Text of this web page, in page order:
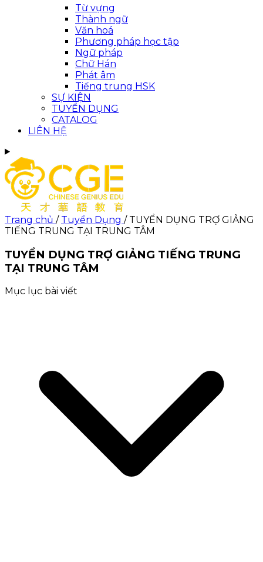
Từ vựng
Thành ngữ
Văn hoá
Phương pháp học tập
Ngữ pháp
Chữ Hán
Phát âm
Tiếng trung HSK
SỰ KIỆN
TUYỂN DỤNG
CATALOG
LIÊN HỆ
Trang chủ / Tuyển Dụng / TUYỂN DỤNG TRỢ GIẢNG
TIẾNG TRUNG TẠI TRUNG TÂM
TUYỂN DỤNG TRỢ GIẢNG TIẾNG TRUNG
TẠI TRUNG TÂM
Mục lục bài viết